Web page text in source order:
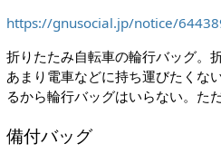
https://gnusocial.jp/notice/
折りたたみ自転車の輪行バッグ。
あまり電車などに持ち運びたくな
るから輪行バッグはいらない。た
備付バッグ